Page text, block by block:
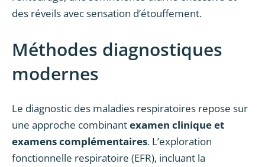
des réveils avec sensation d’étouffement.
Méthodes diagnostiques
modernes
Le diagnostic des maladies respiratoires repose sur
une approche combinantexamen clinique et
examens complémentaires. L’exploration
fonctionnelle respiratoire (EFR), incluant la